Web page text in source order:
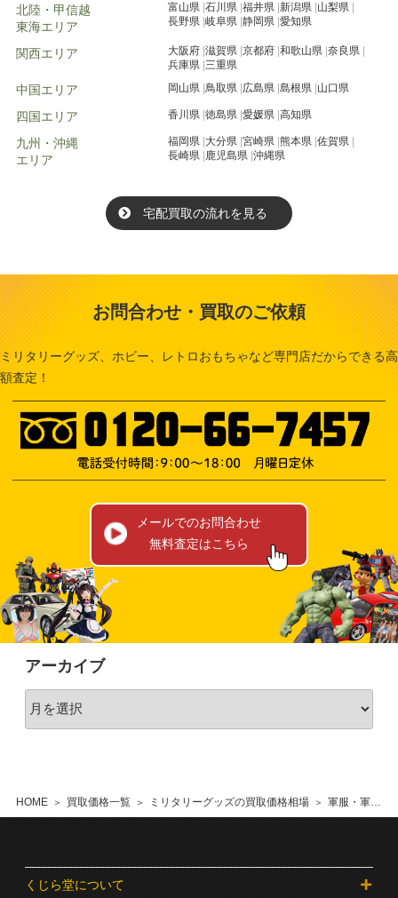
HOME 買取価格一覧 ミリタリーグッズの買取価格相場 軍服・軍帽・軍装品の買取価格相場
北陸・甲信越
東海エリア
富山県 石川県 福井県 新潟県 山梨県
長野県 岐阜県 静岡県 愛知県
関西エリア 大阪府 滋賀県 京都府 和歌山県 奈良県
兵庫県 三重県
中国エリア 岡山県 鳥取県 広島県 島根県 山口県
四国エリア 香川県 徳島県 愛媛県 高知県
九州・沖縄
エリア
福岡県 大分県 宮崎県 熊本県 佐賀県
長崎県 鹿児島県 沖縄県
宅配買取の流れを見る
お問合わせ・買取のご依頼
ミリタリーグッズ、ホビー、レトロおもちゃなど専門店だからできる高
額査定！
メールでのお問合わせ
無料査定はこちら
アーカイブ
くじら堂について